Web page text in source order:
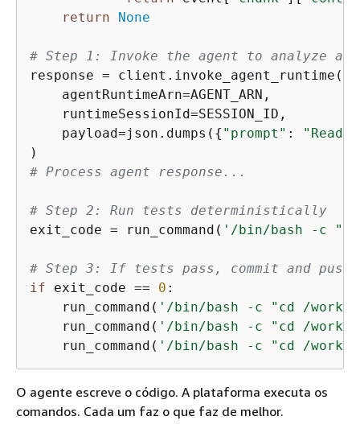
return
None
# Step 1: Invoke the agent to analyze
response = client.invoke_agent_runtime(
    agentRuntimeArn=AGENT_ARN,
    runtimeSessionId=SESSION_ID,
    payload=json.dumps(
{ "prompt" :
"Read
# Process agent response...
# Step 2: Run tests deterministically
exit_code = run_command( '/bin/bash -c "cd
# Step 3: If tests pass, commit and push
if exit_code == 0 :
    run_command(
'/bin/bash -c "cd /
    run_command(
'/bin/bash -c "cd /
    run_command(
'/bin/bash -c "cd /
O agente escreve o código. A plataforma executa os
comandos. Cada um faz o que faz de melhor.